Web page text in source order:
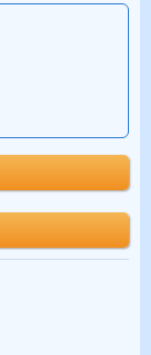
免不吉的因素。